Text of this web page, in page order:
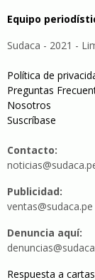
Equipo
Sudaca - 2021 -
Política de
Preguntas
Nosotros
Suscríbase
Contacto:
Publicidad:
ventas@sudaca.pe
Denuncia aquí:
Respuesta a cartas